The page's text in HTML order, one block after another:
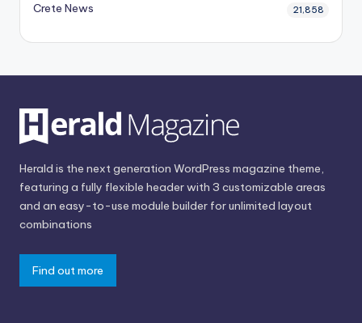
Crete News 21,858
Herald is the next generation WordPress magazine theme,
featuring a fully flexible header with 3 customizable areas
and an easy-to-use module builder for unlimited layout
combinations
Find out more